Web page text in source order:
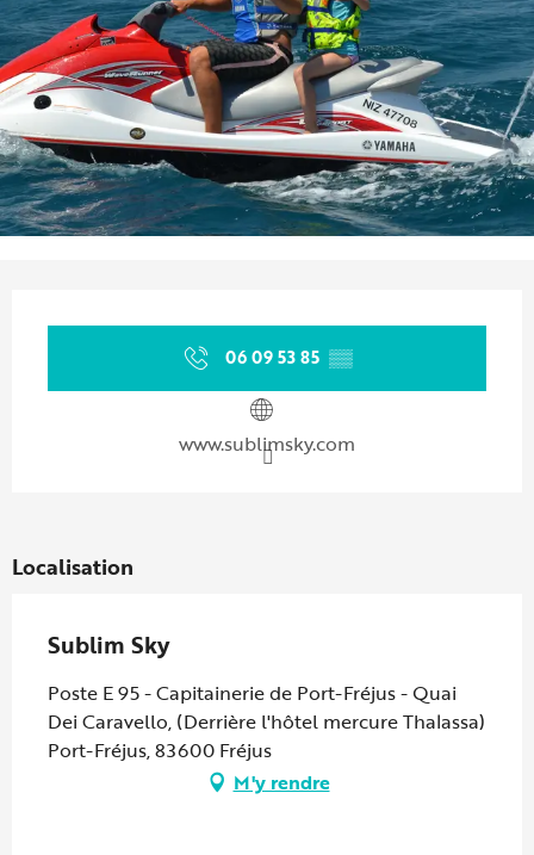
06 09 53 85 ▒▒
www.sublimsky.com
Localisation
Sublim Sky
Poste E 95 - Capitainerie de Port-Fréjus - Quai
Dei Caravello, (Derrière l'hôtel mercure Thalassa)
Port-Fréjus, 83600 Fréjus
M'y rendre